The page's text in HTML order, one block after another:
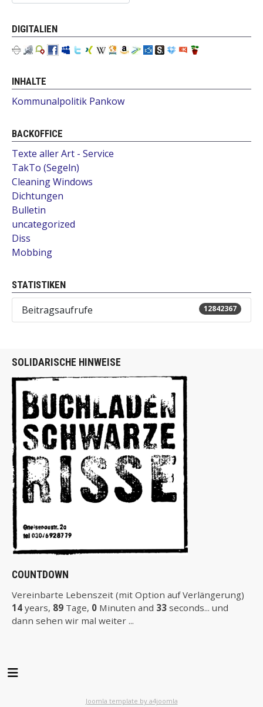
DIGITALIEN
INHALTE
Kommunalpolitik Pankow
BACKOFFICE
Texte aller Art - Service
TakTo (Segeln)
Cleaning Windows
Dichtungen
Bulletin
uncategorized
Diss
Mobbing
STATISTIKEN
Beitragsaufrufe 12842367
SOLIDARISCHE HINWEISE
COUNTDOWN
Vereinbarte Lebenszeit (mit Option auf Verlängerung)
14 years, 89 Tage, 0 Minuten and 33 seconds... und
dann sehen wir mal weiter ...
Joomla template by a4joomla